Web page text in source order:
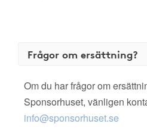
Frågor om ersättning?
Om du har frågor om
Sponsorhuset, vänligen
info@sponsorhuset.se